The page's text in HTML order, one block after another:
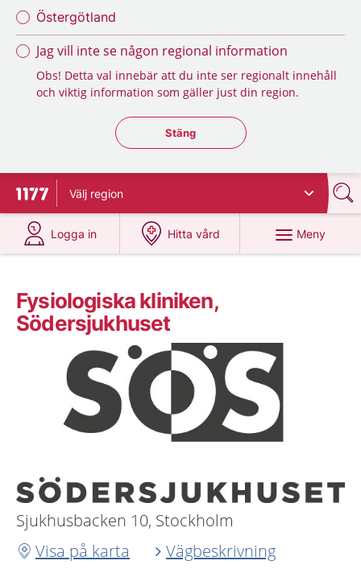
Östergötland
Jag vill inte se någon regional information
Obs! Detta val innebär att du inte ser regionalt innehåll
och viktig information som gäller just din region.
Stäng regionsväljaren
Stäng
Till startsidan för 1177
Välj region
Logga in
på 1177.se
Hitta vård
på 1177.se
Meny
Fysiologiska kliniken,
Södersjukhuset
Sjukhusbacken 10, Stockholm
Visa på karta
Vägbeskrivning